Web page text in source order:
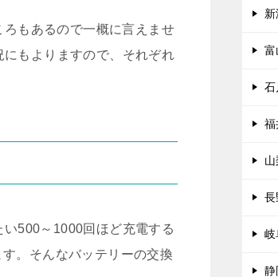
もあるので一概に言えませ
もよりますので、それぞれ
500～1000回ほど充電する
。そんなバッテリーの交換
富
石
福
長
岐
静